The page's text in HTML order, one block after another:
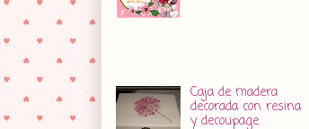
Caja de madera
decorada con resina
y decoupage